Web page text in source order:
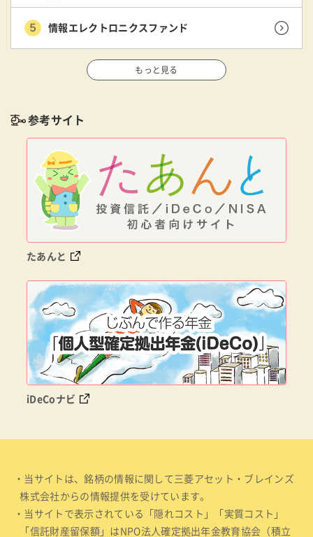
情報エレクトロニクスファンド
もっと見る
参考サイト
たあんと
iDeCoナビ
・当サイトは、銘柄の情報に関して三菱アセット・ブレインズ
株式会社からの情報提供を受けています。
・当サイトで表示されている「隠れコスト」「実質コスト」
「信託財産留保額」はNPO法人確定拠出年金教育協会（積立